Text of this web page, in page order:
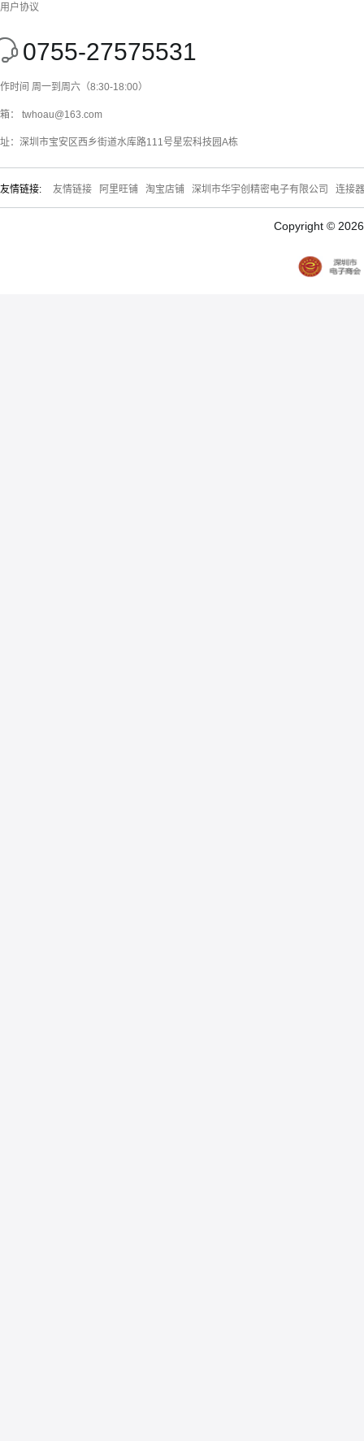
用户协议
0755-27575531
时间 周一到周六（8:30-18:00）
： twhoau@163.com
：深圳市宝安区西乡街道水库路111号星宏科技园A栋
友情链接: 友情链接 阿里旺铺 淘宝店铺 深圳市华宇创精密电子有限公司 连接
Copyright ©